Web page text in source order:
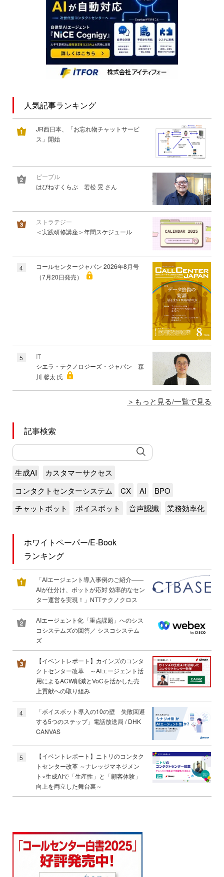
人気記事ランキング
JR西日本、「お忘れ物チャットサービ
ス」開始
ピープル
はぴねすくらぶ 若松 晃 さん
ストラテジー
＜実践研修講座＞年間スケジュール
4
コールセンタージャパン 2026年8月号
（7月20日発売）
5
IT
シエラ・テクノロジーズ・ジャパン 森
川 馨太 氏
もっと見る/一覧で見る
記事検索
生成AI
カスタマーサクセス
コンタクトセンターシステム
CX AI
BPO
チャットボット
ボイスボット 音声認識 業務効率化
ホワイトペーパー/E-Book
ランキング
「AIエージェント導入事例のご紹介――
AIが仕分け、ボットが応対 効率的なセン
ター運営を実現！」NTTテクノクロス
AIエージェント化「重点課題」へのシス
コシステムズの回答／ シスコシステム
ズ
【イベントレポート】カインズのコンタ
クトセンター改革 ～AIエージェント活
用によるACW削減とVoCを活かした売
上貢献への取り組み
4
「ボイスボット導入の10の壁 失敗回避
する5つのステップ」電話放送局 / DHK
CANVAS
5
【イベントレポート】ニトリのコンタク
トセンター改革 ～ナレッジマネジメン
ト×生成AIで「生産性」と「顧客体験」
向上を両立した舞台裏～